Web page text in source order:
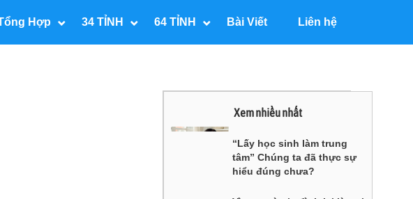
Hợp 34 TỈNH 64 TỈNH Bài Viết Liên hệ
Xem nhiều nhất
“Lấy học sinh làm trung
tâm” Chúng ta đã thực sự
hiểu đúng chưa?